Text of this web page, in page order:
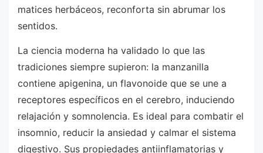
matices herbáceos, reconforta sin abrumar los
sentidos.
La ciencia moderna ha validado lo que las
tradiciones siempre supieron: la manzanilla
contiene apigenina, un flavonoide que se une a
receptores específicos en el cerebro, induciendo
relajación y somnolencia. Es ideal para combatir el
insomnio, reducir la ansiedad y calmar el sistema
digestivo. Sus propiedades antiinflamatorias y